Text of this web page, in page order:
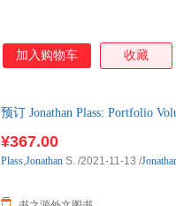
加入购物车 收藏
预订 Jonathan Plass: Portfolio
¥367.00
Plass,Jonathan S. /2021-11-13 /